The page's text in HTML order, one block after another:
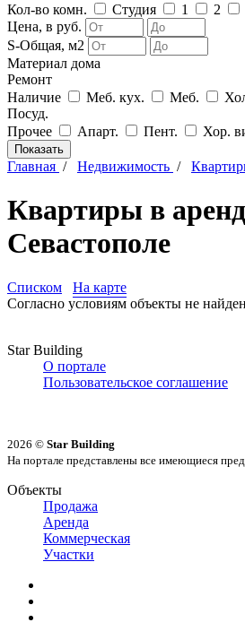
Кол-во комн.
Студия 1 2
Цена, в руб.
S-Общая, м2
Материал дома
Ремонт
Наличие
Меб. кух. Меб.
Посуд.
Прочее
Апарт. Пент. Хор.
Главная / Недвижимость /
Квартиры в
Севастополе
Списком
На карте
Согласно условиям объекты не
Star Building
О портале
Пользовательское соглашение
2026 © Star Building
На портале представлены все имеющиеся
Объекты
Продажа
Аренда
Коммерческая
Участки